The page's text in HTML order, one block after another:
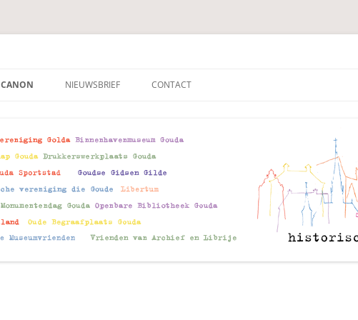
NIEUWSBRIEF CONTACT